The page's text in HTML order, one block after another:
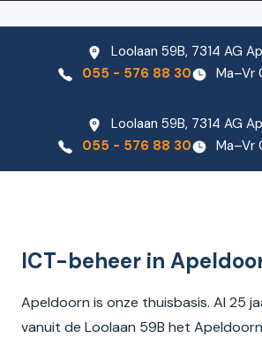
Loolaan 59B, 7314 AG
055 - 576 88 30
Ma–Vr
Loolaan 59B, 7314 AG
055 - 576 88 30
Ma–Vr
ICT-beheer in
Apeldoorn is onze thuisbasis. Al 25
vanuit de Loolaan 59B het